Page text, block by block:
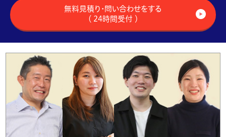
無料見積り・問い合わせをする
（ 24時間受付 ）